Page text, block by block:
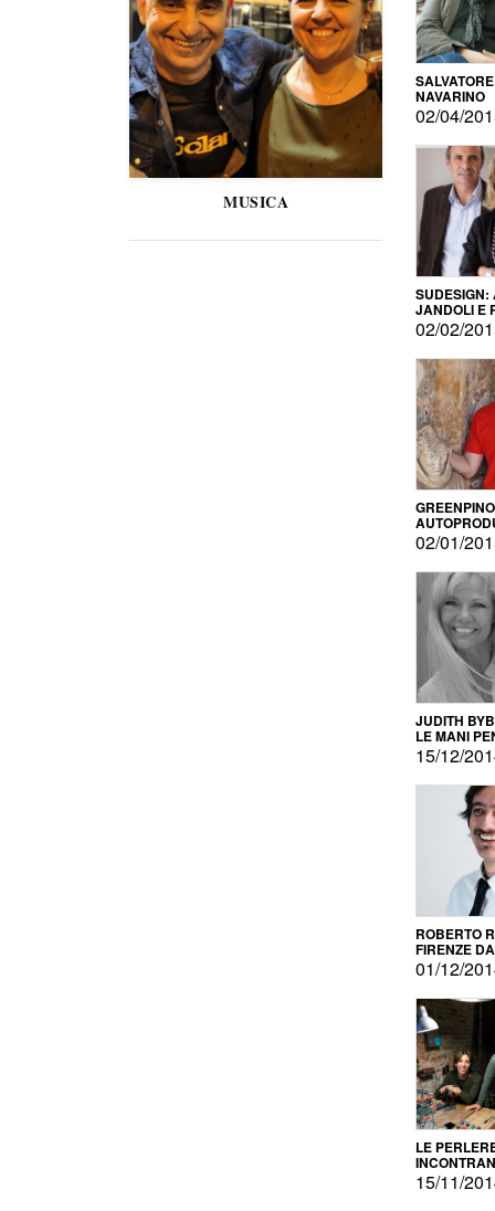
MUSICA
SALVATORE
NAVARINO
02/04/
JANDOLI E
PISAPIA
02/02/
PER
02/01/
JUDITH
LE MANI
15/12/
ROBERTO
FIRENZE DAL
01/12/
LE
15/11/